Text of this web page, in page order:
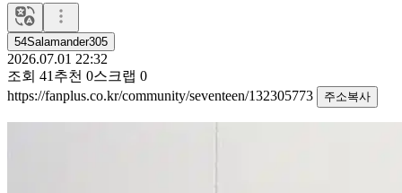
54Salamander305
2026.07.01 22:32
조회 41 추천 0스크랩 0
https://fanplus.co.kr/community/seventeen/132305773
주소복사